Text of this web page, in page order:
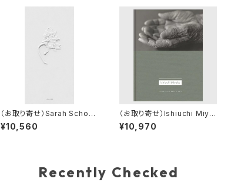
（お取り寄せ）Sarah Schorr:
Ephemeral Field Journal:
Climate and Love in Clau
¥10,560
（お取り寄せ）Ishiuchi Miya
ko 『Hasselblad Award 2
014』
¥10,970
Recently Checked